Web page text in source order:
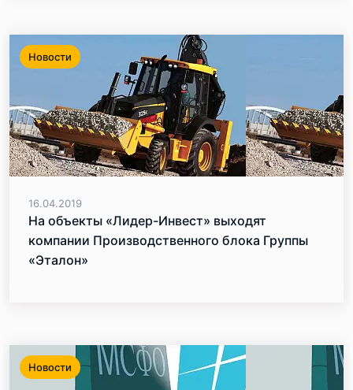
Новости
16.04.2019
На объекты «Лидер-Инвест» выходят
компании Производственного блока Группы
«Эталон»
Новости